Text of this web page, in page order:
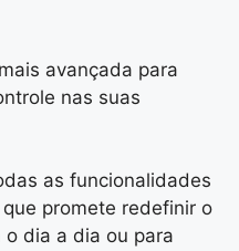
avançada para
nas suas
as funcionalidades
promete redefinir o
dia a dia ou para